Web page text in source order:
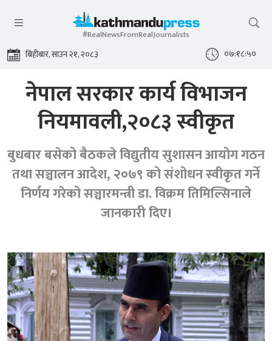
#RealNewsFromRealJournalists
बिहीबार, साउन २१, २०८३ ०७:१८:५०
नेपाल सरकार कार्य विभाजन
नियमावली,२०८३ स्वीकृत
बुधबार बसेको बैठकले विद्युतीय सुशासन आयोग गठन
तथा सञ्चालन आदेश, २०७९ को संशोधन स्वीकृत गर्ने
निर्णय गरेको सञ्चारमन्त्री डा. विक्रम तिमिल्सिनाले
जानकारी दिए।